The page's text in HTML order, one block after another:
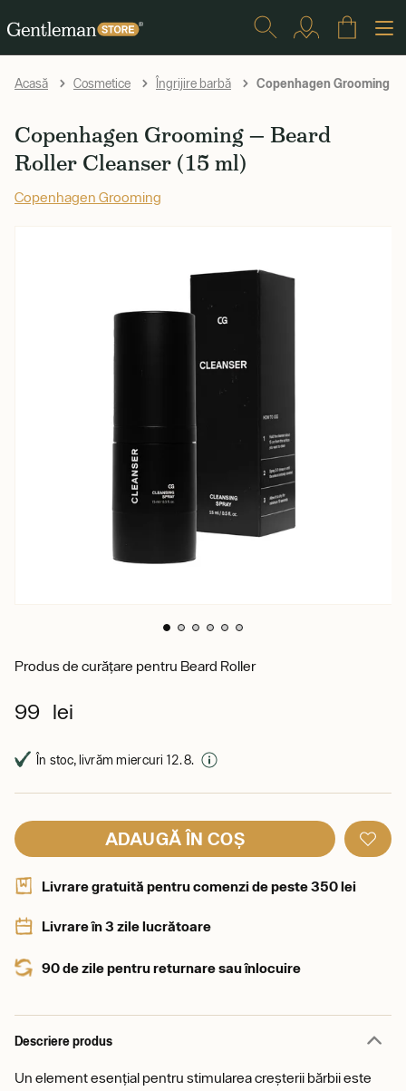
Acasă Cosmetice Îngrijire barbă Copenhagen Grooming —
Copenhagen Grooming — Beard
Roller Cleanser (15 ml)
Copenhagen Grooming
Produs de curățare pentru Beard Roller
99 lei
În stoc, livrăm miercuri 12. 8.
ADAUGĂ ÎN COȘ
Livrare gratuită pentru comenzi de peste 350 lei
Livrare în 3 zile lucrătoare
90 de zile pentru returnare sau înlocuire
Descriere produs
Un element esențial pentru stimularea creșterii bărbii este